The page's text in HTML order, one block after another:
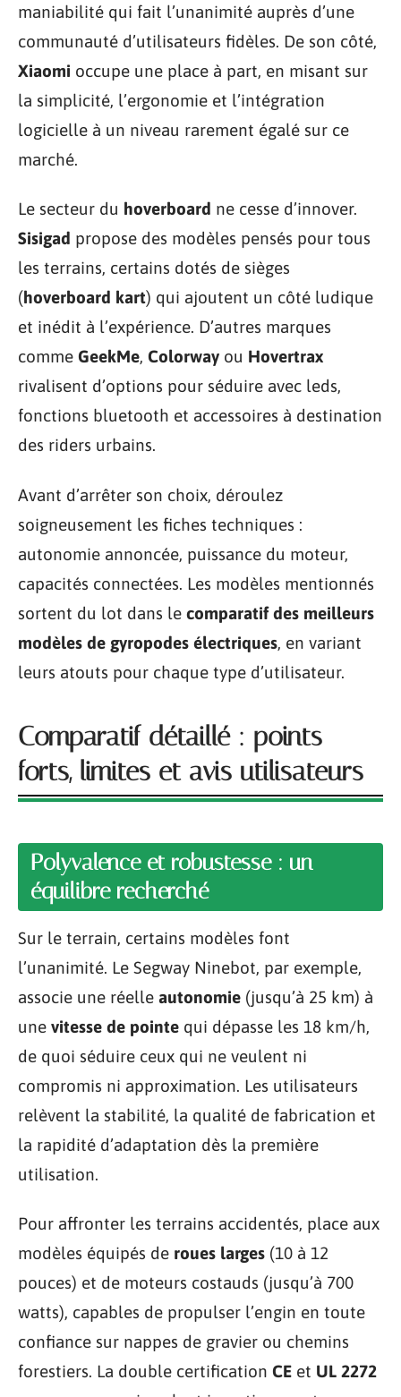
maniabilité qui fait l’unanimité auprès d’une
communauté d’utilisateurs fidèles. De son côté,
Xiaomi occupe une place à part, en misant sur
la simplicité, l’ergonomie et l’intégration
logicielle à un niveau rarement égalé sur ce
marché.
Le secteur du hoverboard ne cesse d’innover.
Sisigad propose des modèles pensés pour tous
les terrains, certains dotés de sièges
(hoverboard kart) qui ajoutent un côté ludique
et inédit à l’expérience. D’autres marques
comme GeekMe, Colorway ou Hovertrax
rivalisent d’options pour séduire avec leds,
fonctions bluetooth et accessoires à destination
des riders urbains.
Avant d’arrêter son choix, déroulez
soigneusement les fiches techniques :
autonomie annoncée, puissance du moteur,
capacités connectées. Les modèles mentionnés
sortent du lot dans le comparatif des meilleurs
modèles de gyropodes électriques, en variant
leurs atouts pour chaque type d’utilisateur.
Comparatif détaillé : points
forts, limites et avis utilisateurs
Polyvalence et robustesse : un
équilibre recherché
Sur le terrain, certains modèles font
l’unanimité. Le Segway Ninebot, par exemple,
associe une réelle autonomie (jusqu’à 25 km) à
une vitesse de pointe qui dépasse les 18 km/h,
de quoi séduire ceux qui ne veulent ni
compromis ni approximation. Les utilisateurs
relèvent la stabilité, la qualité de fabrication et
la rapidité d’adaptation dès la première
utilisation.
Pour affronter les terrains accidentés, place aux
modèles équipés de roues larges (10 à 12
pouces) et de moteurs costauds (jusqu’à 700
watts), capables de propulser l’engin en toute
confiance sur nappes de gravier ou chemins
forestiers. La double certification CE et UL 2272